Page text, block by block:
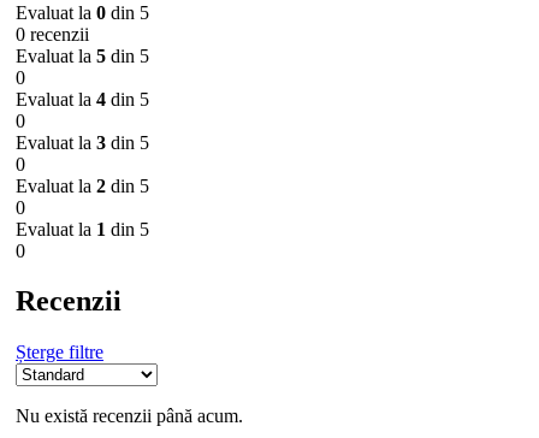
Evaluat la 0 din 5
0 recenzii
Evaluat la 5 din 5
0
Evaluat la 4 din 5
0
Evaluat la 3 din 5
0
Evaluat la 2 din 5
0
Evaluat la 1 din 5
0
Recenzii
Șterge filtre
Nu există recenzii până acum.